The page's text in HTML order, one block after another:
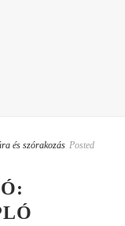
és szórakozás Posted